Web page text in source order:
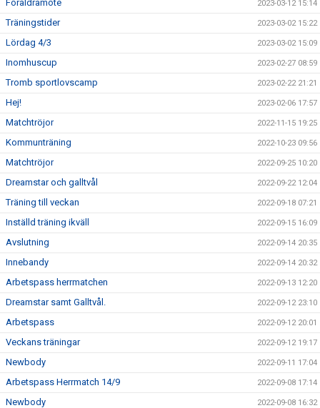
Föräldramöte 2023-03-12 15:14
Träningstider 2023-03-02 15:22
Lördag 4/3 2023-03-02 15:09
Inomhuscup 2023-02-27 08:59
Tromb sportlovscamp 2023-02-22 21:21
Hej! 2023-02-06 17:57
Matchtröjor 2022-11-15 19:25
Kommunträning 2022-10-23 09:56
Matchtröjor 2022-09-25 10:20
Dreamstar och galltvål 2022-09-22 12:04
Träning till veckan 2022-09-18 07:21
Inställd träning ikväll 2022-09-15 16:09
Avslutning 2022-09-14 20:35
Innebandy 2022-09-14 20:32
Arbetspass herrmatchen 2022-09-13 12:20
Dreamstar samt Galltvål. 2022-09-12 23:10
Arbetspass 2022-09-12 20:01
Veckans träningar 2022-09-12 19:17
Newbody 2022-09-11 17:04
Arbetspass Herrmatch 14/9 2022-09-08 17:14
Newbody 2022-09-08 16:32